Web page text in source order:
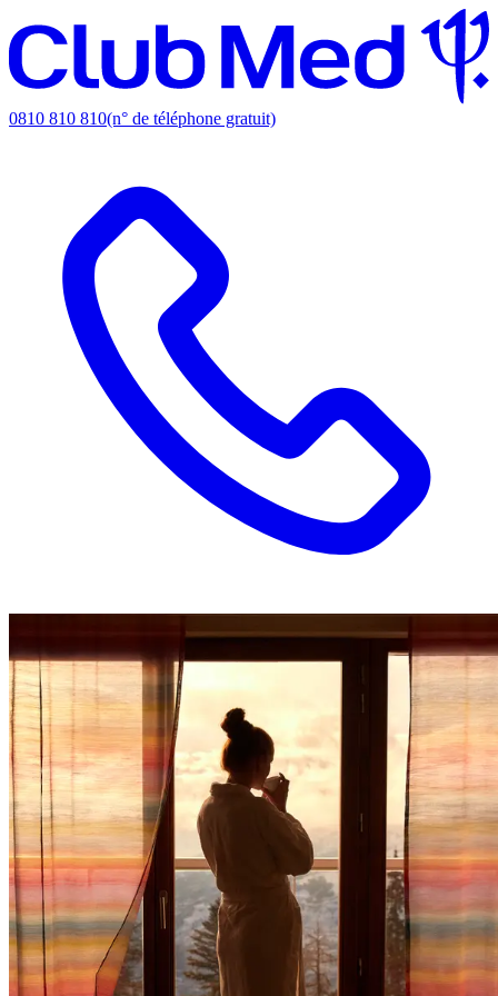
0810 810 810(n° de téléphone gratuit)